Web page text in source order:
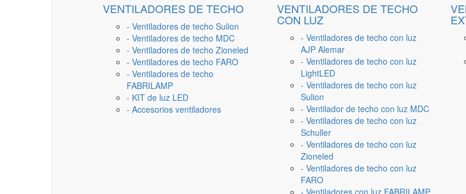
VENTILADORES DE TECHO
- Ventiladores de techo Sulion
- Ventiladores de techo MDC
- Ventiladores de techo Zioneled
- Ventiladores de techo FARO
- Ventiladores de techo
FABRILAMP
- KIT de luz LED
- Accesorios ventiladores
VENTILADORES DE TECHO
CON LUZ
- Ventiladores de techo con luz
AJP Alemar
- Ventiladores de techo con luz
LightLED
- Ventiladores de techo con luz
Sulion
- Ventilador de techo con luz MDC
- Ventiladores de techo con luz
Schuller
- Ventiladores de techo con luz
Zioneled
- Ventiladores de techo con luz
FARO
- Ventiladores con luz FABRILAMP